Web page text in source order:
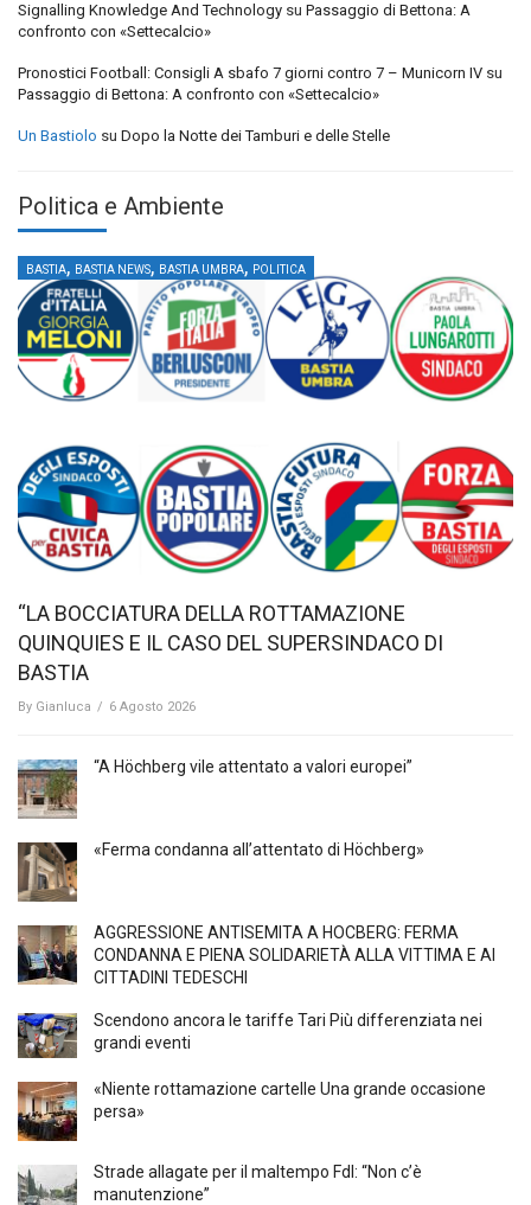
Signalling Knowledge And Technology su Passaggio di Bettona: A
confronto con «Settecalcio»
Pronostici Football: Consigli A sbafo 7 giorni contro 7 – Municorn IV su
Passaggio di Bettona: A confronto con «Settecalcio»
Un Bastiolo su Dopo la Notte dei Tamburi e delle Stelle
Politica e Ambiente
BASTIA, BASTIA NEWS, BASTIA UMBRA, POLITICA
“LA BOCCIATURA DELLA ROTTAMAZIONE
QUINQUIES E IL CASO DEL SUPERSINDACO DI
BASTIA
By Gianluca / 6 Agosto 2026
“A Höchberg vile attentato a valori europei”
«Ferma condanna all’attentato di Höchberg»
AGGRESSIONE ANTISEMITA A HÖCBERG: FERMA
CONDANNA E PIENA SOLIDARIETÀ ALLA VITTIMA E AI
CITTADINI TEDESCHI
Scendono ancora le tariffe Tari Più differenziata nei
grandi eventi
«Niente rottamazione cartelle Una grande occasione
persa»
Strade allagate per il maltempo FdI: “Non c’è
manutenzione”